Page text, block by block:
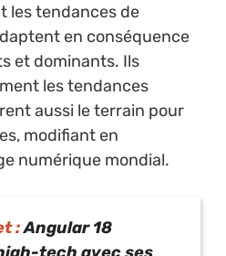
les tendances de
en conséquence
et dominants. Ils
les tendances
aussi le terrain pour
modifiant en
numérique mondial.
:Angular 18